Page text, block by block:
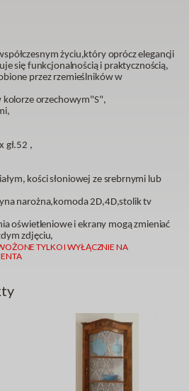
życiu,który oprócz elegancji
się funkcjonalnością i praktycznością,
przez rzemieślników w
kolorze orzechowym"S",
gł.52 ,
kości słoniowej ze srebrnymi lub
narożna,komoda 2D,4D,stolik tv
oświetleniowe i ekrany mogą zmieniać
zdjęciu,
TYLKO I WYŁĄCZNIE NA